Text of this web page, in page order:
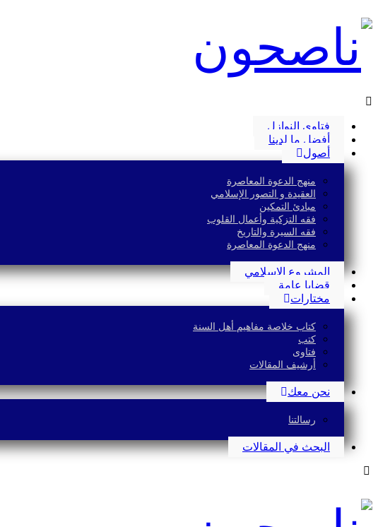
فتاوى النوازل
أفضل ما لدينا
أصول
منهج الدعوة المعاصرة
العقيدة و التصور الإسلامي
مبادئ التمكين
فقه التزكية وأعمال القلوب
فقه السيرة والتاريخ
منهج الدعوة المعاصرة
المشروع الإسلامي
قضايا عامة
مختارات
كتاب خلاصة مفاهيم أهل السنة
كتب
فتاوى
أرشيف المقالات
نحن معك
رسالتنا
البحث في المقالات